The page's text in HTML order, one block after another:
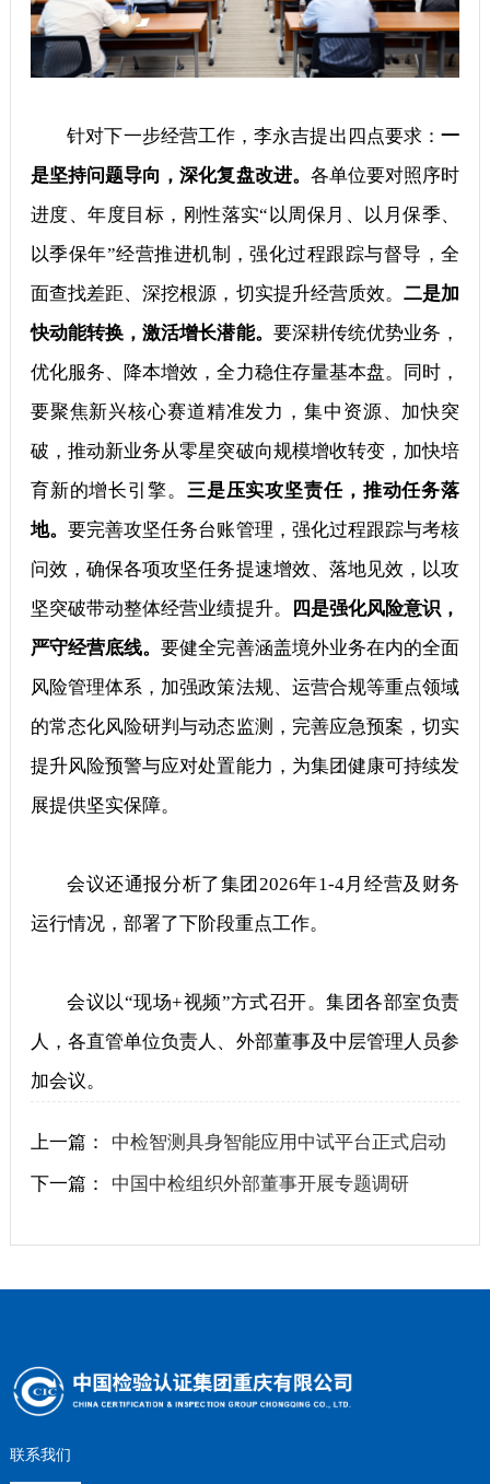
针对下一步经营工作，李永吉提出四点要求：一
是坚持问题导向，深化复盘改进。 各单位要对照序时
进度、年度目标，刚性落实“以周保月、以月保季、
以季保年”经营推进机制，强化过程跟踪与督导，全
面查找差距、深挖根源，切实提升经营质效。二是加
快动能转换，激活增长潜能。 要深耕传统优势业务，
优化服务、降本增效，全力稳住存量基本盘。同时，
要聚焦新兴核心赛道精准发力，集中资源、加快突
破，推动新业务从零星突破向规模增收转变，加快培
育新的增长引擎。 三是压实攻坚责任，推动任务落
地。 要完善攻坚任务台账管理，强化过程跟踪与考核
问效，确保各项攻坚任务提速增效、落地见效，以攻
坚突破带动整体经营业绩提升。
四是强化风险意识，
严守经营底线。要健全完善涵盖境外业务在内的全面
风险管理体系，加强政策法规、运营合规等重点领域
的常态化风险研判与动态监测，完善应急预案，切实
提升风险预警与应对处置能力，为集团健康可持续发
展提供坚实保障。
会议还通报分析了集团2026年1-4月经营及财务
运行情况，部署了下阶段重点工作。
会议以“现场+视频”方式召开。集团各部室负责
人，各直管单位负责人、外部董事及中层管理人员参
加会议。
上一篇：
中检智测具身智能应用中试平台正式启动
下一篇：
中国中检组织外部董事开展专题调研
联系我们